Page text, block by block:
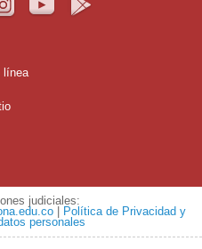
línea
judiciales:
Política de Privacidad y
personales